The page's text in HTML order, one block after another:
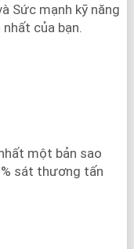
Sức mạnh kỹ năng
của bạn.
một bản sao
sát thương tấn